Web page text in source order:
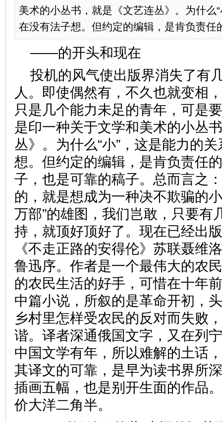
美术的小丛书，就是《文艺连丛》。为什么
在没有法子想。但约定的编辑，是肯负责任
——的开头和现在
投机的风气使出版界消失了有
人。即使偶然有，不久也就变相
只是几个能力未足的青年，可是
是印一种关于文学和美术的小丛
丛》。为什么“小”，这是能力的
想。但约定的编辑，是肯负责任
子，也是可靠的稿子。总而言之
的，就是想成为一种决不欺骗的
万部”的雄图，我们岂敢，只要有
持，就顶好顶好了。现在已经出
《不走正路的安得伦》苏联聂维
鲁迅序。作者是一个最伟大的农
的农民生活的好手，可惜在十年
中篇小说，所叙的是革命开初，
乡村里怎样受农民的反对而失败
谐。译者深通俄国文字，又在列
中国文学有年，所以难解的土话
其译文的可靠，是早为读书界所
插画五幅，也是别开生面的作品
价大洋二角半。